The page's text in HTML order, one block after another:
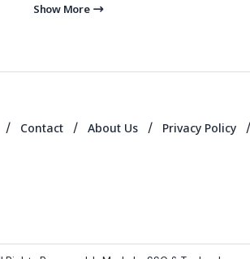
Show More
Contact About Us Privacy Policy